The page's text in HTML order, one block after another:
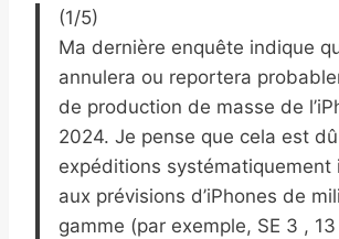
(1/5)
Ma dernière enquête indique
annulera ou reportera
de production de masse de
2024. Je pense que cela est
expéditions systématiquement
aux prévisions d’iPhones de
gamme (par exemple, SE 3 ,